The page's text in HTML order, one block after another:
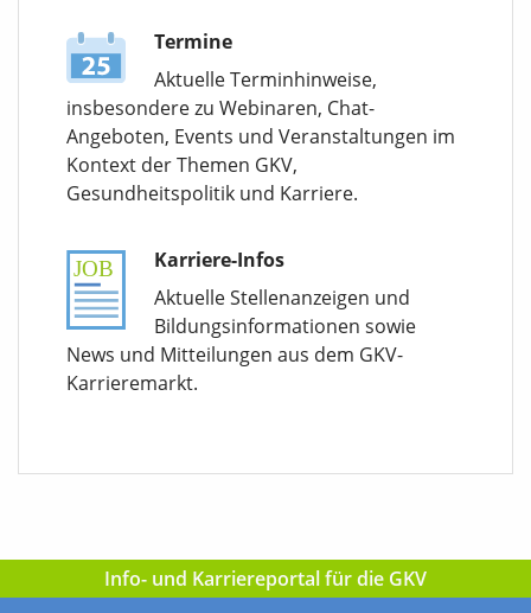
Termine
Aktuelle Terminhinweise,
insbesondere zu Webinaren, Chat-
Angeboten, Events und Veranstaltungen im
Kontext der Themen GKV,
Gesundheitspolitik und Karriere.
Karriere-Infos
Aktuelle Stellenanzeigen und
Bildungsinformationen sowie
News und Mitteilungen aus dem GKV-
Karrieremarkt.
Info- und Karriereportal für die GKV